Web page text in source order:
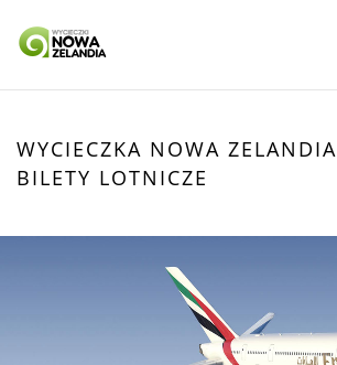
WYCIECZKA NOWA ZELANDIA
BILETY LOTNICZE